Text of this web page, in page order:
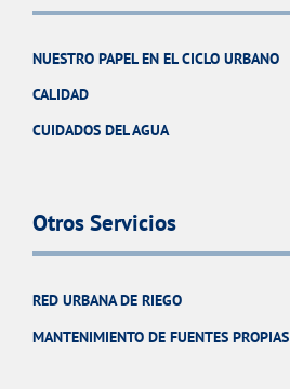
NUESTRO PAPEL EN EL CICLO URBANO
CALIDAD
CUIDADOS DEL AGUA
Otros Servicios
RED URBANA DE RIEGO
MANTENIMIENTO DE FUENTES PROPIAS